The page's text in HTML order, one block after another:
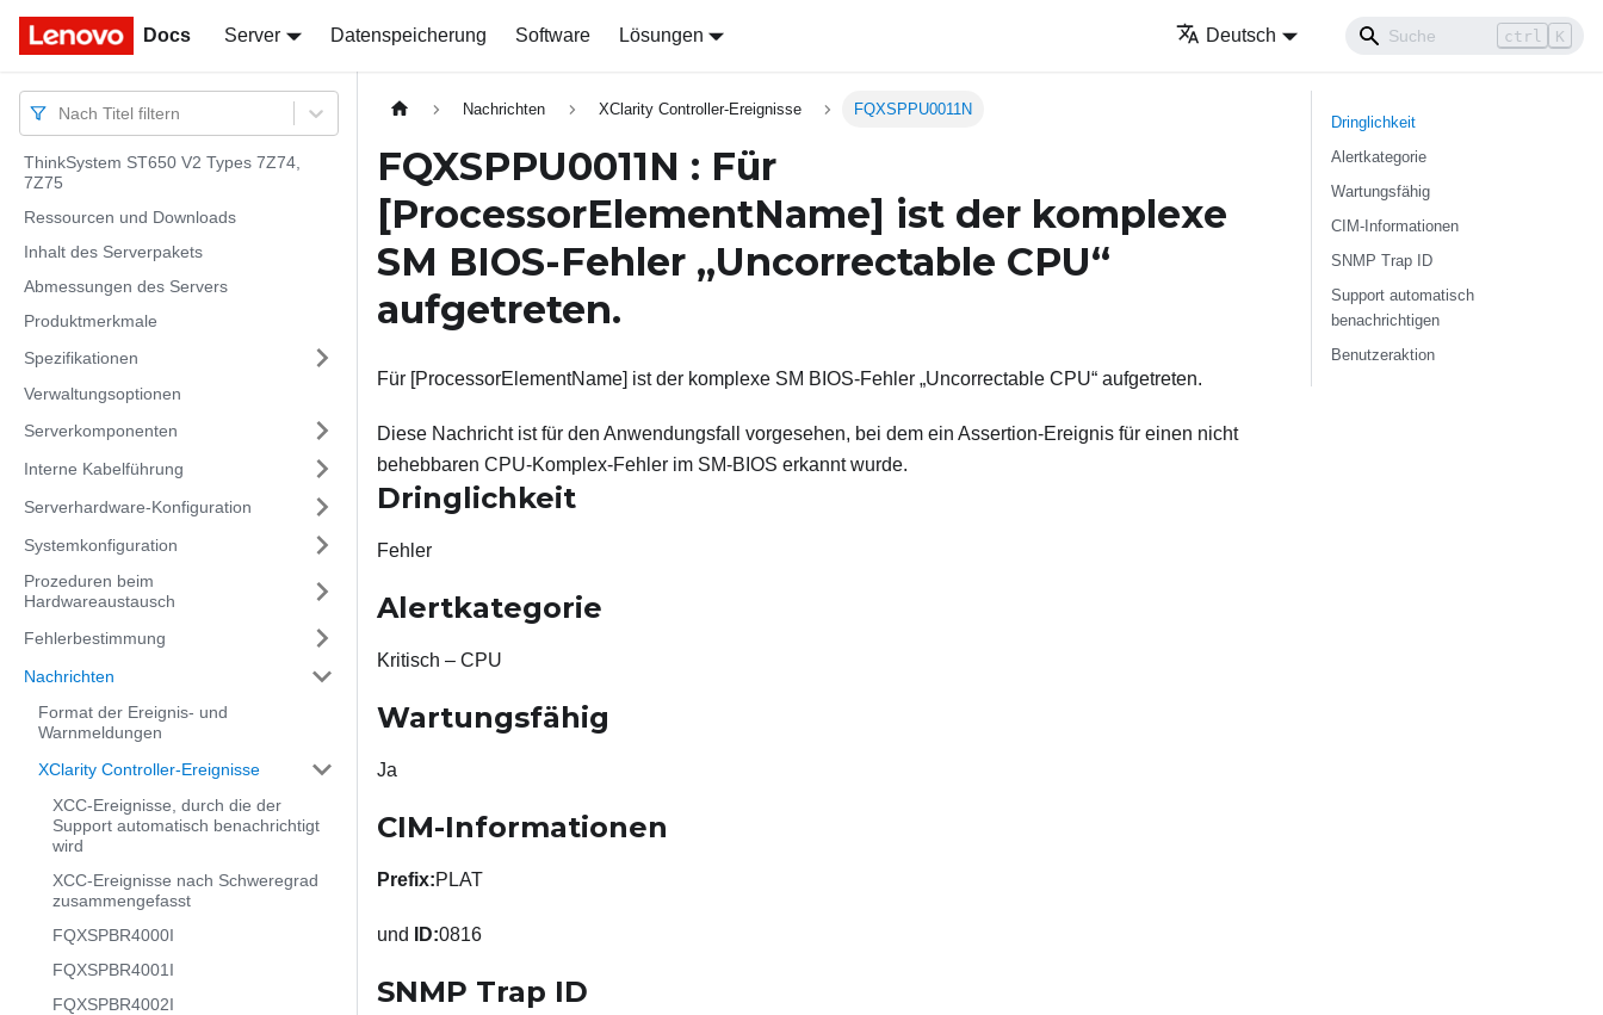
Docs Server Datenspeicherung Software Lösungen Deutsch ctrl K
Docs
Nach Titel filtern
ThinkSystem ST650 V2 Types 7Z74,
7Z75
Ressourcen und Downloads
Inhalt des Serverpakets
Abmessungen des Servers
Produktmerkmale
Spezifikationen
Verwaltungsoptionen
Serverkomponenten
Interne Kabelführung
Serverhardware-Konfiguration
Systemkonfiguration
Prozeduren beim
Hardwareaustausch
Fehlerbestimmung
Nachrichten
Format der Ereignis- und
Warnmeldungen
XClarity Controller-Ereignisse
XCC-Ereignisse, durch die der
Support automatisch benachrichtigt
wird
XCC-Ereignisse nach Schweregrad
zusammengefasst
FQXSPBR4000I
FQXSPBR4001I
FQXSPBR4002I
Nachrichten XClarity Controller-Ereignisse FQXSPPU0011N
FQXSPPU0011N : Für
[ProcessorElementName] ist der komplexe
SM BIOS-Fehler „Uncorrectable CPU“
aufgetreten.
Für [ProcessorElementName] ist der komplexe SM BIOS-Fehler „Uncorrectable CPU“ aufgetreten.
Diese Nachricht ist für den Anwendungsfall vorgesehen, bei dem ein Assertion-Ereignis für einen nicht
behebbaren CPU-Komplex-Fehler im SM-BIOS erkannt wurde.
Dringlichkeit
Fehler
Alertkategorie
Kritisch – CPU
Wartungsfähig
Ja
CIM-Informationen
Prefix:PLAT
und ID:0816
SNMP Trap ID
Dringlichkeit
Alertkategorie
Wartungsfähig
CIM-Informationen
SNMP Trap ID
Support automatisch
benachrichtigen
Benutzeraktion